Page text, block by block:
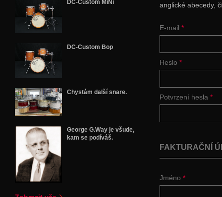
DC-Custom MiNi
DC-Custom Bop
Chystám další snare.
George G.Way je všude,
kam se podíváš.
anglické abecedy,
E-mail *
Heslo *
Potvrzení hesla *
FAKTURAČNÍ
Jméno *